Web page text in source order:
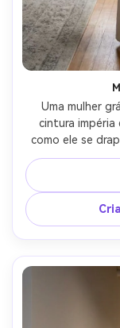
Uma mulher
cintura
como ele se
se senta
Sala de estar
Z6II 35mm f/2,
suave e